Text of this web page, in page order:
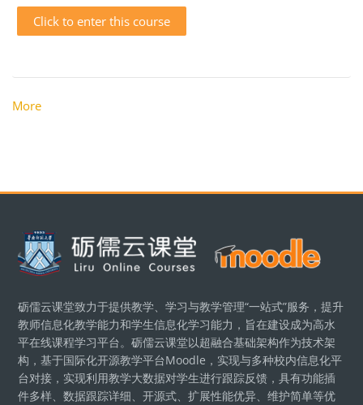
Click to enter this course
More
Blocks
砺儒云课堂致力于提供教学、学习与教学管理“一站式”服务，提升
教师信息化教学能力和学生信息化学习能力，旨在建设成为高水
平在线课程学习平台。砺儒云课堂以超融合基础架构作为技术架
构，基于国际化开源教学平台Moodle，实现与多种校内信息化平
台对接，实现利用教学大数据对学生进行跟踪反馈，具有功能插
件多样、数据跟踪详细、开源式、扩展性能优异、维护简单等优